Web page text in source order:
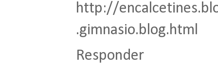
http://
.gimnasio.blog.html
Responder